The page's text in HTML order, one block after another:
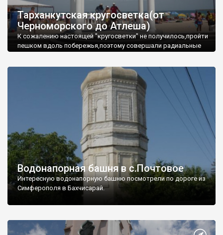
Тарханкутская кругосветка(от
Черноморского до Атлеша)
К сожалению настоящей "кругосветки" не получилось,пройти
пешком вдоль побережья,поэтому совершали радиальные
Водонапорная башня в с.Почтовое
Интересную водонапорную башню посмотрели по дороге из
Симферополя в Бахчисарай.